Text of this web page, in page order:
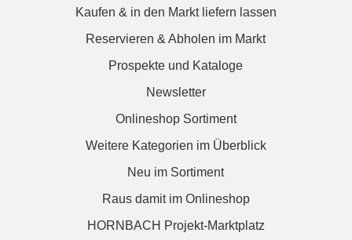
Kaufen & in den Markt liefern lassen
Reservieren & Abholen im Markt
Prospekte und Kataloge
Newsletter
Onlineshop Sortiment
Weitere Kategorien im Überblick
Neu im Sortiment
Raus damit im Onlineshop
HORNBACH Projekt-Marktplatz